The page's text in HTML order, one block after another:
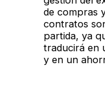
de compras
contratos
partida, ya
traducirá en
y en un